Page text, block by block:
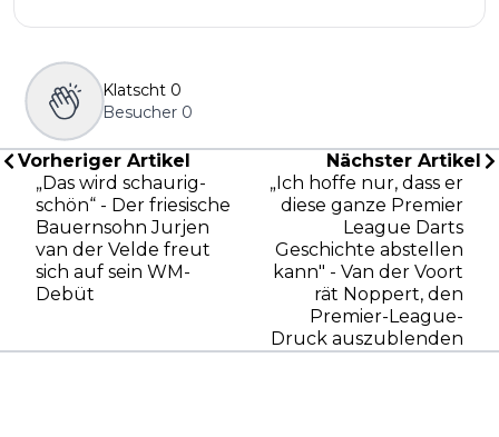
Klatscht 0
Besucher 0
Vorheriger Artikel
„Das wird schaurig-
schön“ - Der friesische
Bauernsohn Jurjen
van der Velde freut
sich auf sein WM-
Debüt
Nächster Artikel
„Ich hoffe nur, dass er
diese ganze Premier
League Darts
Geschichte abstellen
kann" - Van der Voort
rät Noppert, den
Premier-League-
Druck auszublenden